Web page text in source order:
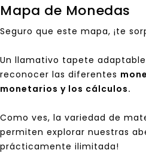
Mapa de Monedas
Seguro que este mapa, ¡te
Un llamativo tapete
reconocer las diferentes
monetarios y los cálculos.
Como ves, la variedad de
permiten explorar nuestras
prácticamente ilimitada!